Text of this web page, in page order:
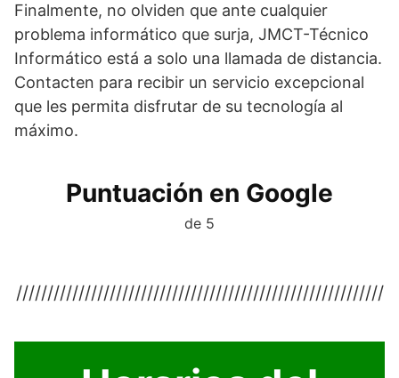
Finalmente, no olviden que ante cualquier
problema informático que surja, JMCT-Técnico
Informático está a solo una llamada de distancia.
Contacten para recibir un servicio excepcional
que les permita disfrutar de su tecnología al
máximo.
Puntuación en Google
de 5
///////////////////////////////////////////////////////////